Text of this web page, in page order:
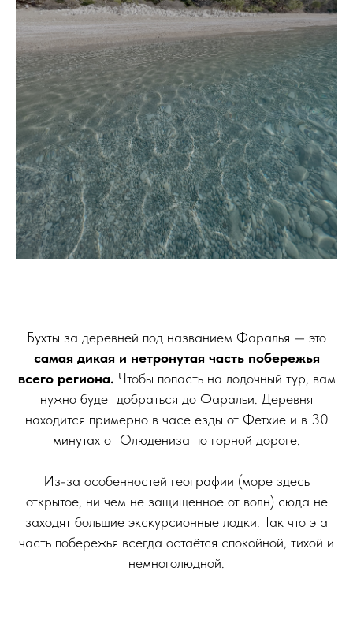
Бухты за деревней под названием Фаралья — это
самая дикая и нетронутая часть побережья
всего региона. Чтобы попасть на лодочный тур, вам
нужно будет добраться до Фаральи. Деревня
находится примерно в часе езды от Фетхие и в 30
минутах от Олюдениза по горной дороге.
Из-за особенностей географии (море здесь
открытое, ни чем не защищенное от волн) сюда не
заходят большие экскурсионные лодки. Так что эта
часть побережья всегда остаётся спокойной, тихой и
немноголюдной.